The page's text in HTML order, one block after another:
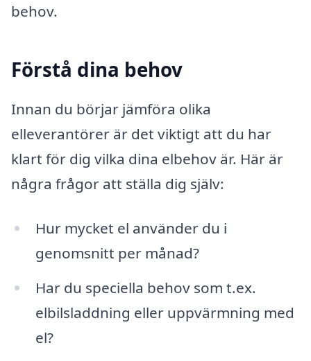
behov.
Förstå dina behov
Innan du börjar jämföra olika
elleverantörer är det viktigt att du har
klart för dig vilka dina elbehov är. Här är
några frågor att ställa dig själv:
Hur mycket el använder du i
genomsnitt per månad?
Har du speciella behov som t.ex.
elbilsladdning eller uppvärmning med
el?